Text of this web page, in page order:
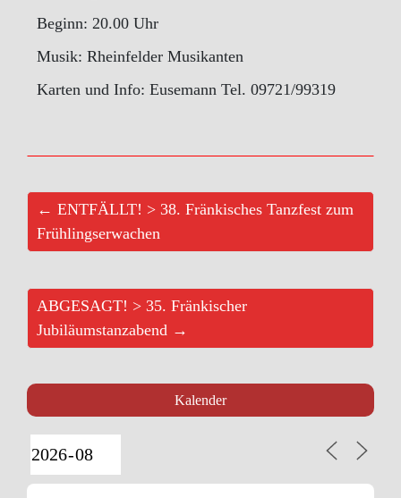
Beginn: 20.00 Uhr
Musik: Rheinfelder Musikanten
Karten und Info: Eusemann Tel. 09721/99319
← ENTFÄLLT! > 38. Fränkisches Tanzfest zum
Frühlingserwachen
ABGESAGT! > 35. Fränkischer
Jubiläumstanzabend →
Kalender